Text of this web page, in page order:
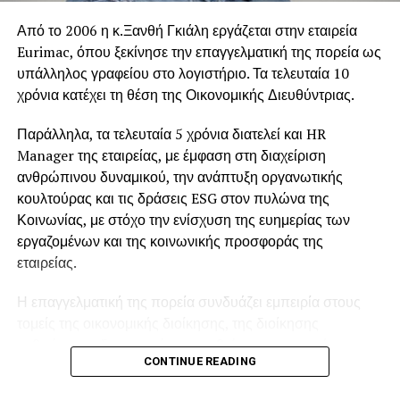
Σε δηλώσεις του, ο Πρέσβης της Μπολιβαριανής
Δημοκρατίας της Βενεζουέλας εξέφρασε τις θερμές
ευχαριστίες του προς τον ελληνικό λαό για το μεγάλο κύμα
αλληλεγγύης που αναπτύχθηκε μετά την τραγωδία, καθώς
της εθνικής ανθρωπιστικής προσπάθειας.
Ιδιαίτερη αναφορά έκανε στους εθελοντές του Εθνικού
Συντονιστικού Κέντρου Εθελοντών, οι οποίοι, όπως
ανέφερε, με αγάπη, αφοσίωση και ανιδιοτέλεια
προετοιμάζουν και συσκευάζουν καθημερινά την
ανθρωπιστική βοήθεια που θα φτάσει στους πληγέντες
δεσμούς που συνδέουν τη Βενεζουέλα με την Ελλάδα,
μέσα από την πολυάριθμη και δραστήρια ελληνική
Από το 2006 η κ.Ξανθή Γκιάλη εργάζεται στην εταιρεία
Eurimac, όπου ξεκίνησε την επαγγελματική της πορεία ως
υπάλληλος γραφείου στο λογιστήριο. Τα τελευταία 10
χρόνια κατέχει τη θέση της Οικονομικής Διευθύντριας.
Παράλληλα, τα τελευταία 5 χρόνια διατελεί και HR
Manager της εταιρείας, με έμφαση στη διαχείριση
ανθρώπινου δυναμικού, την ανάπτυξη οργανωτικής
κουλτούρας και τις δράσεις ESG στον πυλώνα της
Κοινωνίας, με στόχο την ενίσχυση της ευημερίας των
εργαζομένων και της κοινωνικής προσφοράς της
εταιρείας.
Η επαγγελματική της πορεία συνδυάζει εμπειρία στους
ανθρώπινου δυναμικού και της βιώσιμης εταιρικής
CONTINUE READING